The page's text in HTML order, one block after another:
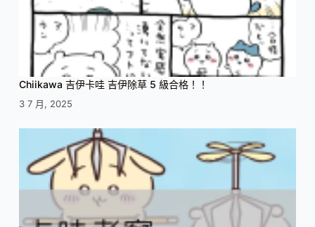
Chiikawa 吉伊卡哇 吉伊除草 5 級合格！！
3 7 月, 2025